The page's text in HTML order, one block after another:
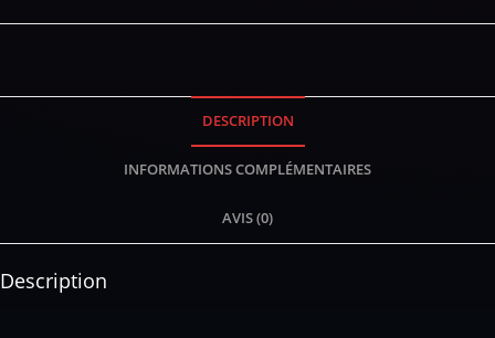
DESCRIPTION
INFORMATIONS COMPLÉMENTAIRES
AVIS (0)
Description